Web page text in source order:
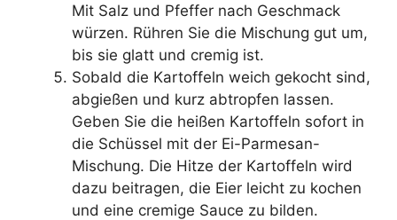
Mit Salz und Pfeffer nach Geschmack
würzen. Rühren Sie die Mischung gut um,
bis sie glatt und cremig ist.
Sobald die Kartoffeln weich gekocht sind,
abgießen und kurz abtropfen lassen.
Geben Sie die heißen Kartoffeln sofort in
die Schüssel mit der Ei-Parmesan-
Mischung. Die Hitze der Kartoffeln wird
dazu beitragen, die Eier leicht zu kochen
und eine cremige Sauce zu bilden.